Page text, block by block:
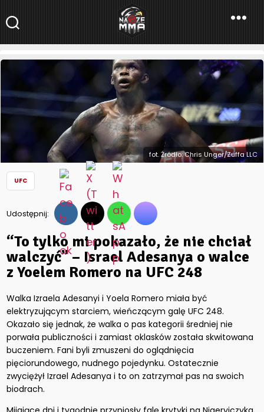
NaszeMMA
NaszeMMA.pl»Aktualności»Świat»UFC»“To tylko mi pokazało,
że nie chciał walczyć” – Israel Adesanya o walce z Yoelem
Romero na UFC 248
fot. Źródło: Chris Unger/Zuffa LLC
UFC
Udostępnij:
“To tylko mi pokazało, że nie chciał
walczyć” – Israel Adesanya o walce
z Yoelem Romero na UFC 248
Walka Izraela Adesanyi i Yoela Romero miała być
elektryzującym starciem, wieńczącym galę UFC 248.
Okazało się jednak, że walka o pas kategorii średniej nie
porwała publiczności i zamiast oklasków została skwitowana
buczeniem. Fani byli zmuszeni do oglądnięcia
pięciorundowego, nudnego pojedynku. Ostatecznie
zwyciężył Izrael Adesanya i to on zatrzymał pas na swoich
biodrach.